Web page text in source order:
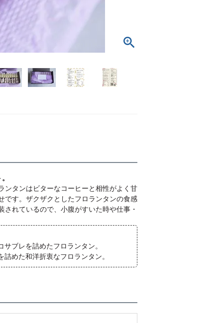
ンタンはビターなコーヒーと相性がよく甘
です。ザクザクとしたフロランタンの食感
れているので、小腹がすいた時や仕事・
ブレを詰めたフロランタン。
めた和洋折衷なフロランタン。